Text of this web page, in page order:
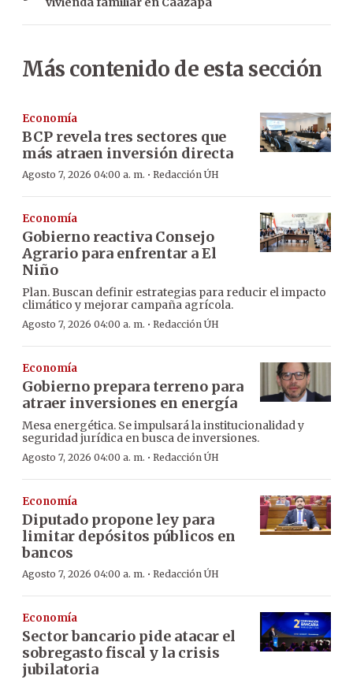
Más contenido de esta sección
Economía
BCP revela tres sectores que
más atraen inversión directa
Agosto 7, 2026 04:00 a. m. · Redacción ÚH
Economía
Gobierno reactiva Consejo
Agrario para enfrentar a El
Niño
Plan. Buscan definir estrategias para reducir el impacto
climático y mejorar campaña agrícola.
Agosto 7, 2026 04:00 a. m. · Redacción ÚH
Economía
Gobierno prepara terreno para
atraer inversiones en energía
Mesa energética. Se impulsará la institucionalidad y
seguridad jurídica en busca de inversiones.
Agosto 7, 2026 04:00 a. m. · Redacción ÚH
Economía
Diputado propone ley para
limitar depósitos públicos en
bancos
Agosto 7, 2026 04:00 a. m. · Redacción ÚH
Economía
Sector bancario pide atacar el
sobregasto fiscal y la crisis
jubilatoria